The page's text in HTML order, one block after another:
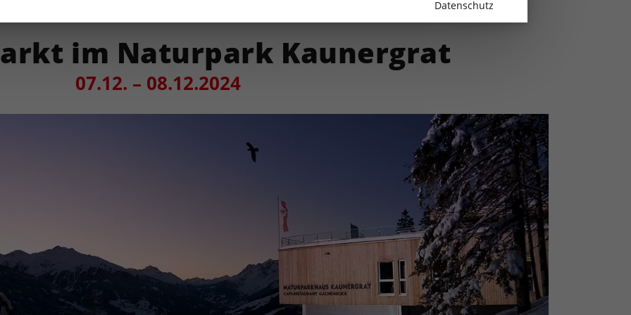
im Naturpark Kaunergrat
07.12. – 08.12.2024
Datenschutz